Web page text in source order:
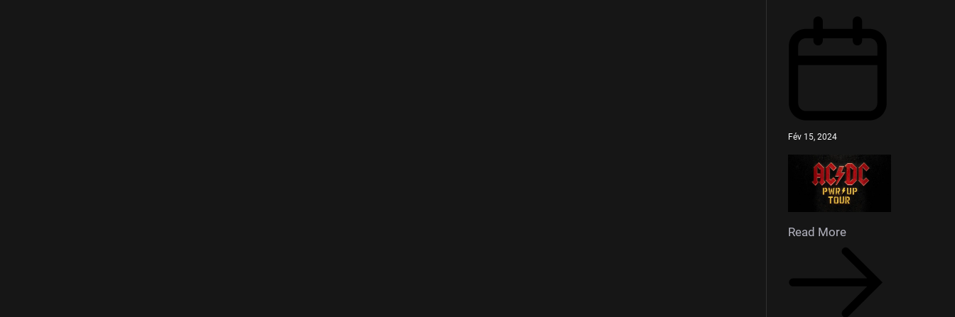
Fév 15, 2024
Read More